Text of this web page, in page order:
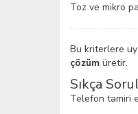
Toz ve mikro
Bu kriterlere
çözüm üretir.
Sıkça
Telefon tamiri